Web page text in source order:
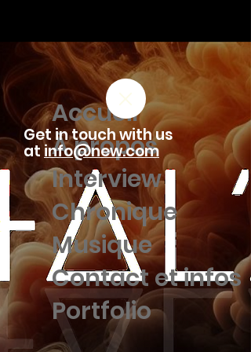
Accueil
À propos
Interview
Chronique
Musique
Contact et infos
Portfolio
Get in touch with us
atinfo@new.com